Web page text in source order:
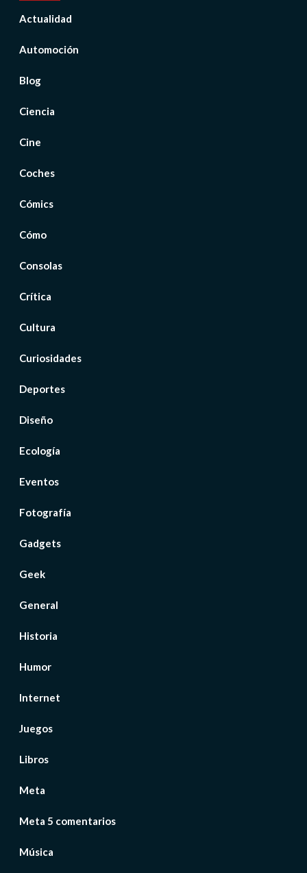
Actualidad
Automoción
Blog
Ciencia
Cine
Coches
Cómics
Cómo
Consolas
Crítica
Cultura
Curiosidades
Deportes
Diseño
Ecología
Eventos
Fotografía
Gadgets
Geek
General
Historia
Humor
Internet
Juegos
Libros
Meta
Meta 5 comentarios
Música